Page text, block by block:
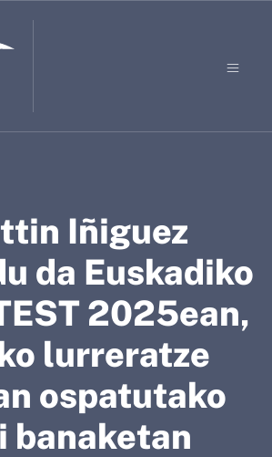
Iñiguez
da Euskadiko
2025ean,
lurreratze
ospatutako
banaketan